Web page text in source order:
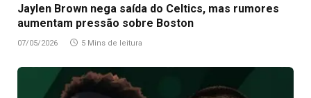
Jaylen Brown nega saída do Celtics, mas rumores
aumentam pressão sobre Boston
07/05/2026 5 Mins de leitura